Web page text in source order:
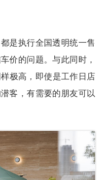
是执行全国透明统一售
价的问题。与此同时，
极高，即使是工作日店
客，有需要的朋友可以